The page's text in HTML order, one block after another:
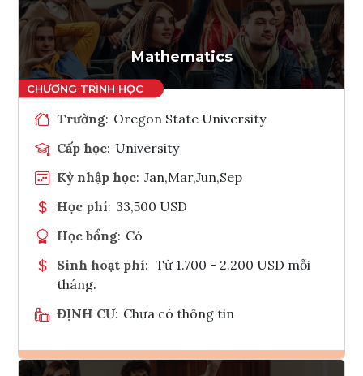
Tham vấn Interlink
Mathematics
Trường: Oregon State University
Cấp học: University
Kỳ nhập học: Jan,Mar,Jun,Sep
Học phí: 33,500 USD
Học bổng: Có
Sinh hoạt phí: Từ 1.700 - 2.200 USD mỗi
tháng.
ĐỊNH CƯ: Chưa có thông tin